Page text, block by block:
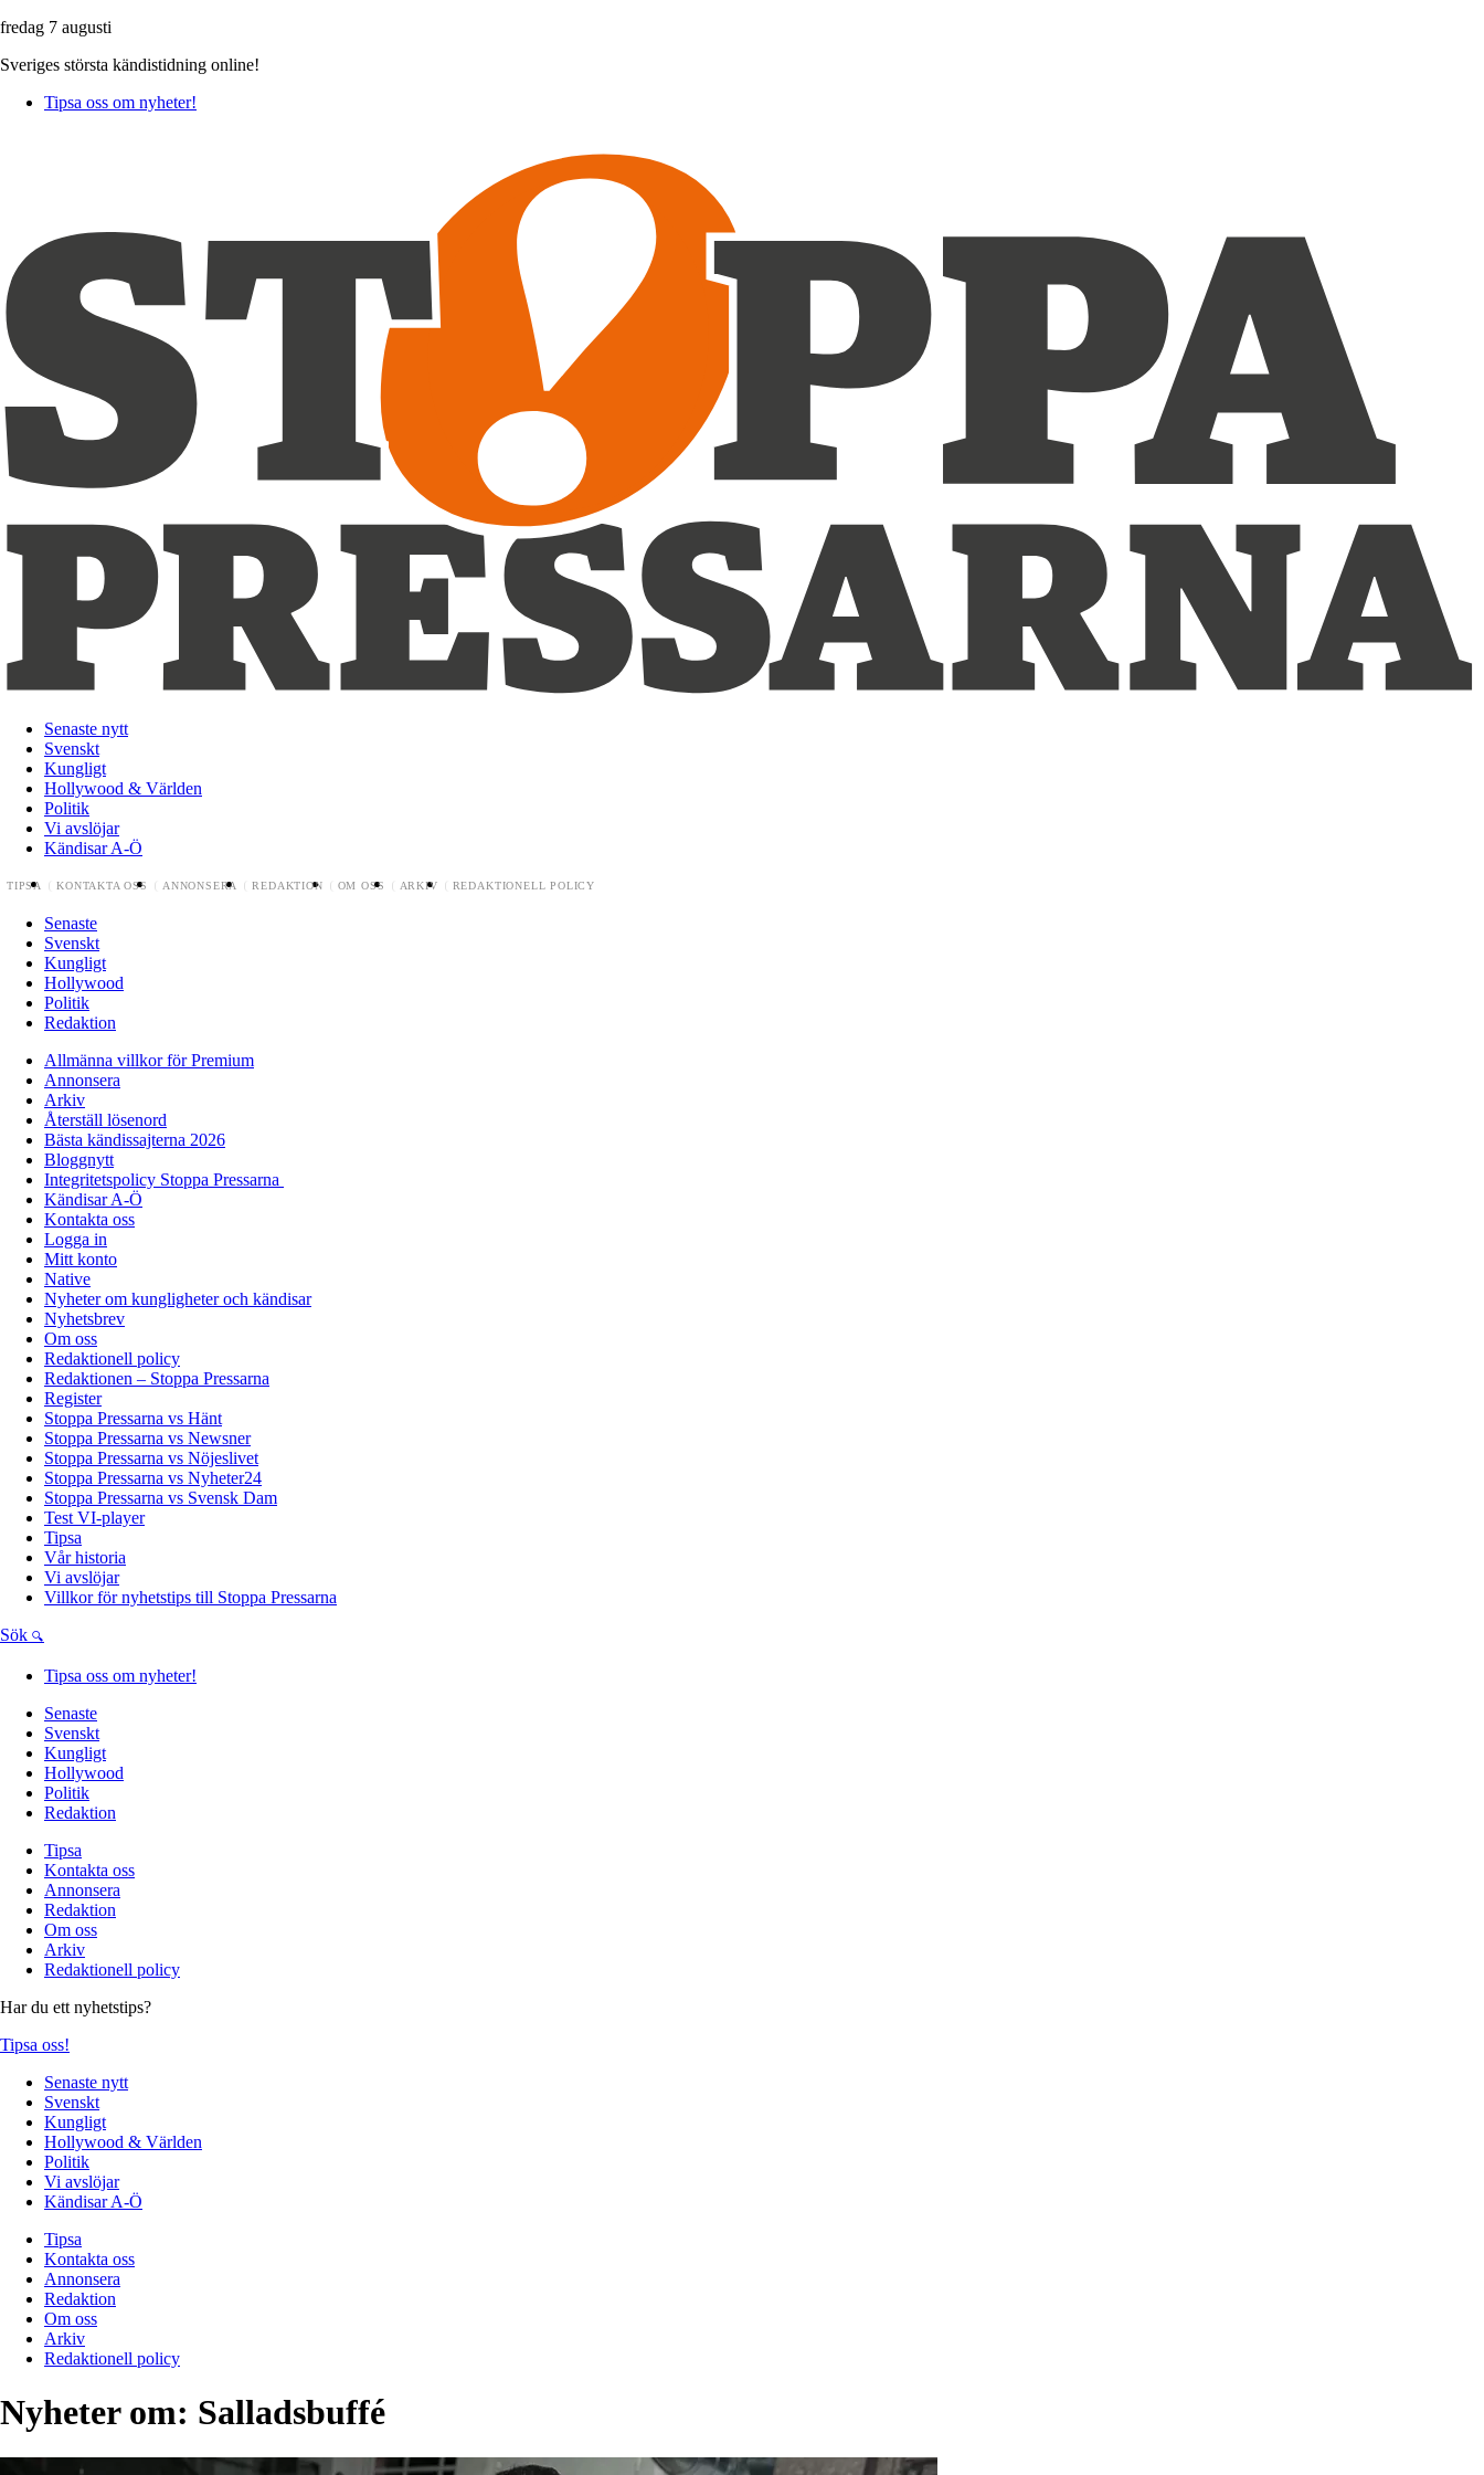
fredag 7 augusti
Sveriges största kändistidning online!
Tipsa oss om nyheter!
Senaste nytt
Svenskt
Kungligt
Hollywood & Världen
Politik
Vi avslöjar
Kändisar A-Ö
TIPSA KONTAKTA OSS ANNONSERA REDAKTION OM OSS ARKIV REDAKTIONELL POLICY
Senaste
Svenskt
Kungligt
Hollywood
Politik
Redaktion
Allmänna villkor för Premium
Annonsera
Arkiv
Återställ lösenord
Bästa kändissajterna 2026
Bloggnytt
Integritetspolicy Stoppa Pressarna
Kändisar A-Ö
Kontakta oss
Logga in
Mitt konto
Native
Nyheter om kungligheter och kändisar
Nyhetsbrev
Om oss
Redaktionell policy
Redaktionen – Stoppa Pressarna
Register
Stoppa Pressarna vs Hänt
Stoppa Pressarna vs Newsner
Stoppa Pressarna vs Nöjeslivet
Stoppa Pressarna vs Nyheter24
Stoppa Pressarna vs Svensk Dam
Test VI-player
Tipsa
Vår historia
Vi avslöjar
Villkor för nyhetstips till Stoppa Pressarna
Sök
Tipsa oss om nyheter!
Senaste
Svenskt
Kungligt
Hollywood
Politik
Redaktion
Tipsa
Kontakta oss
Annonsera
Redaktion
Om oss
Arkiv
Redaktionell policy
Har du ett nyhetstips?
Tipsa oss!
Senaste nytt
Svenskt
Kungligt
Hollywood & Världen
Politik
Vi avslöjar
Kändisar A-Ö
Tipsa
Kontakta oss
Annonsera
Redaktion
Om oss
Arkiv
Redaktionell policy
Nyheter om: Salladsbuffé